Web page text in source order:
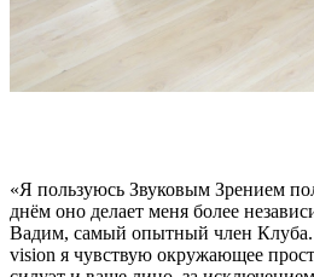
«Я пользуюсь Звуковым Зрением
днём оно делает меня более
Вадим, самый опытный член
vision я чувствую окружающее